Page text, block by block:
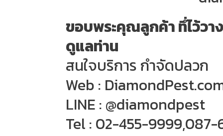
ขอบพระคุณลูกค้า ทึ่ไว้วา
ดูแลท่าน
สนใจบริการ กำจัดปลวก
Web :
LINE : @diamondpest
Tel : 02-455-